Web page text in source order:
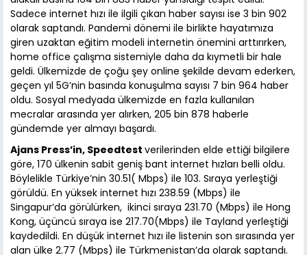
Sadece internet hızı ile ilgili çıkan haber sayısı ise 3 bin 902
olarak saptandı. Pandemi dönemi ile birlikte hayatımıza
giren uzaktan eğitim modeli internetin önemini arttırırken,
home office çalışma sistemiyle daha da kıymetli bir hale
geldi. Ülkemizde de çoğu şey online şekilde devam ederken,
geçen yıl 5G’nin basında konuşulma sayısı 7 bin 964 haber
oldu. Sosyal medyada ülkemizde en fazla kullanılan
mecralar arasında yer alırken, 205 bin 878 haberle
gündemde yer almayı başardı.
Ajans Press’in, Speedtest verilerinden elde ettiği bilgilere
göre, 170 ülkenin sabit geniş bant internet hızları belli oldu.
Böylelikle Türkiye’nin 30.51( Mbps) ile 103. Sıraya yerleştiği
görüldü. En yüksek internet hızı 238.59 (Mbps) ile
Singapur’da görülürken, ikinci sıraya 231.70 (Mbps) ile Hong
Kong, üçüncü sıraya ise 217.70(Mbps) ile Tayland yerleştiği
kaydedildi. En düşük internet hızı ile listenin son sırasında yer
alan ülke 2.77 (Mbps) ile Türkmenistan’da olarak saptandı.